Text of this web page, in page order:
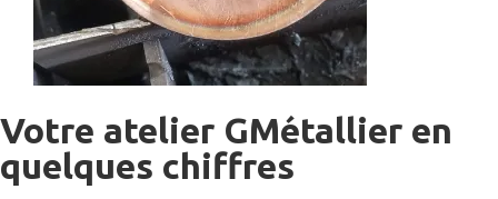
Votre atelier GMétallier en
quelques chiffres